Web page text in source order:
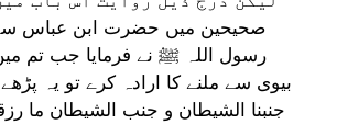
صحیحین میں حضرت ابن عباس
رسول اللہ ﷺ نے فرمایا جب تم
بیوی سے ملنے کا ارادہ کرے تو یہ پڑھے
جنبنا الشيطان و جنب الشيطان ما